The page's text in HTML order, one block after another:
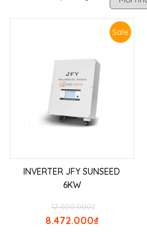
Sale
INVERTER JFY SUNSEED
6KW
₫
12.000.000
₫
8.472.000